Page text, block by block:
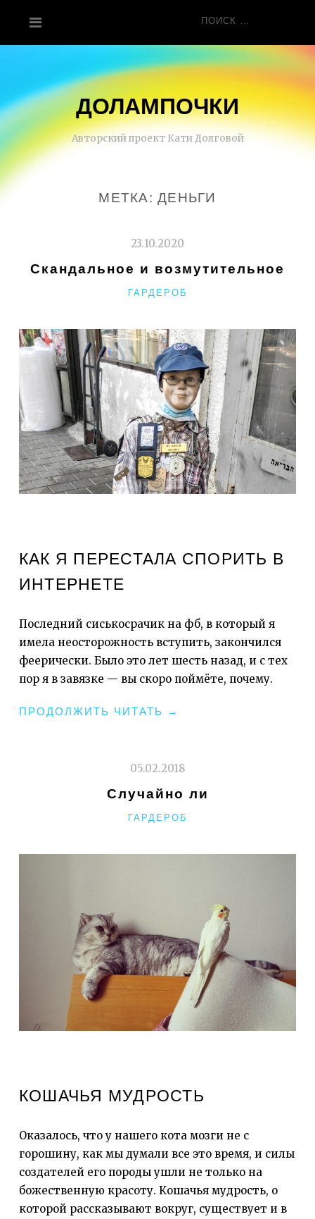
содержанию
Поиск
ДОЛАМПОЧКИ
Авторский проект Кати Долговой
МЕТКА:ДЕНЬГИ
23.10.2020
Скандальное и возмутительное
РУБРИКИ
ГАРДЕРОБ
КАК Я ПЕРЕСТАЛА СПОРИТЬ В
ИНТЕРНЕТЕ
Последний сиськосрачик на фб, в который я
имела неосторожность вступить, закончился
феерически. Было это лет шесть назад, и с тех
пор я в завязке — вы скоро поймёте, почему.
ПРОДОЛЖИТЬ ЧИТАТЬ
"СКАНДАЛЬНОЕ
→
05.02.2018
Случайно ли
РУБРИКИ
ГАРДЕРОБ
КОШАЧЬЯ МУДРОСТЬ
Оказалось, что у нашего кота мозги не с
горошину, как мы думали все это время, и силы
создателей его породы ушли не только на
божественную красоту. Кошачья мудрость, о
которой рассказывают вокруг, существует и в